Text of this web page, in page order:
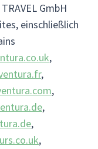
GmbH
einschließlich
,
,
,
,
,
,